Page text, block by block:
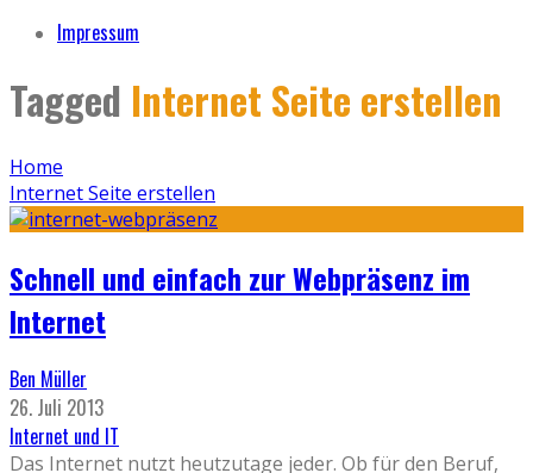
Impressum
Tagged Internet Seite erstellen
Home
Internet Seite erstellen
Schnell und einfach zur Webpräsenz im
Internet
Ben Müller
26. Juli 2013
Internet und IT
Das Internet nutzt heutzutage jeder. Ob für den Beruf,